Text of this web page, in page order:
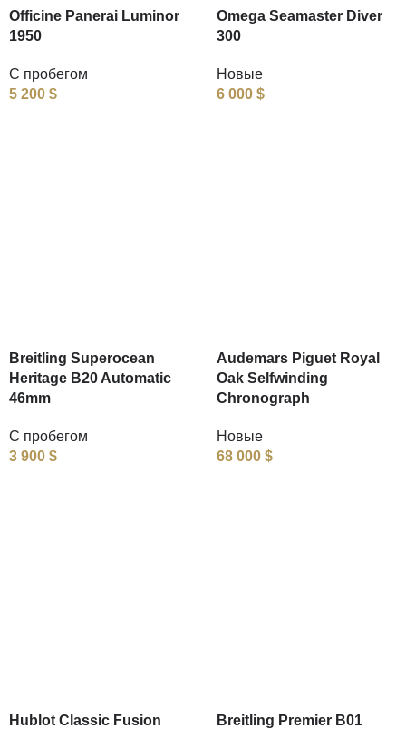
Officine Panerai Luminor
1950
С пробегом
5 200 $
Omega Seamaster Diver
300
Новые
6 000 $
Breitling Superocean
Heritage B20 Automatic
46mm
С пробегом
3 900 $
Audemars Piguet Royal
Oak Selfwinding
Chronograph
Новые
68 000 $
Hublot Classic Fusion
Breitling Premier B01